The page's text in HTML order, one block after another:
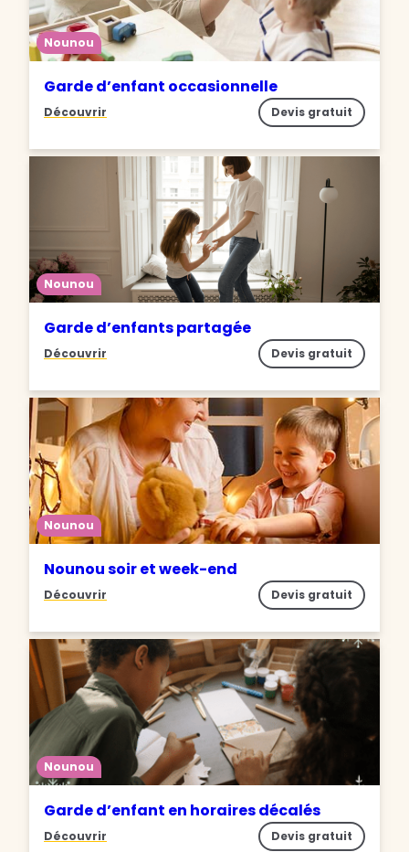
Nounou
Garde d’enfant occasionnelle
Découvrir Devis gratuit
Nounou
Garde d’enfants partagée
Découvrir Devis gratuit
Nounou
Nounou soir et week-end
Découvrir Devis gratuit
Nounou
Garde d’enfant en horaires décalés
Découvrir Devis gratuit